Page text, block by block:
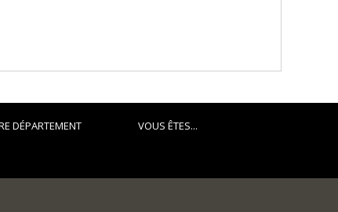
DÉPARTEMENT VOUS ÊTES...